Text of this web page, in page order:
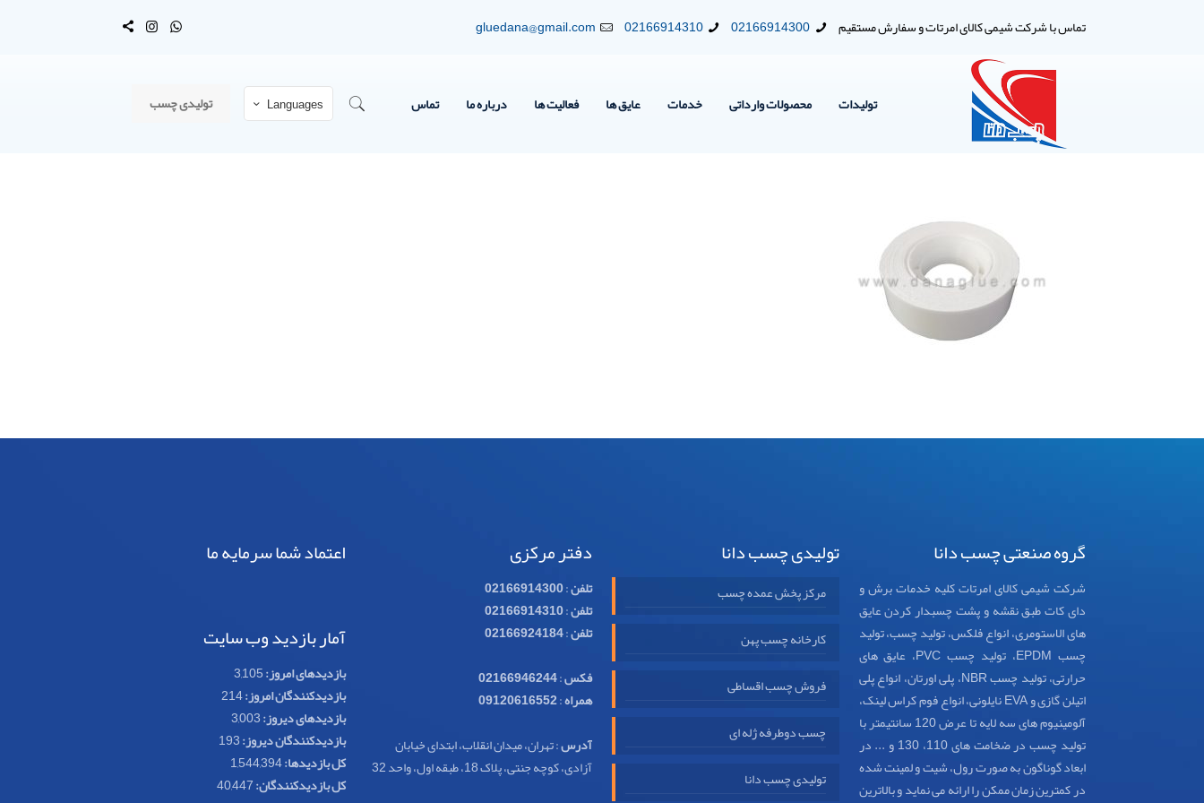
تماس با شرکت شیمی کالای امرتات و سفارش مستقیم 02166914300
02166914310
gluedana@gmail.com
تولیدات محصولات وارداتی خدمات عایق ها فعالیت ها درباره ما تماس Languages تولیدی چسب
گروه صنعتی چسب دانا
شرکت شیمی کالای امرتات کلیه خدمات برش و
دای کات طبق نقشه و پشت چسبدار کردن عایق
های الاستومری، انواع فلکس، تولید چسب، تولید
چسب EPDM، تولید چسب PVC، عایق های
حرارتی، تولید چسب NBR، پلی اورتان، انواع پلی
اتیلن گازی و EVA نایلونی، انواع فوم کراس لینک،
آلومینیوم های سه لایه تا عرض 120 سانتیمتر با
تولید چسب در ضخامت های 110، 130 و ... در
ابعاد گوناگون به صورت رول، شیت و لمینت شده
در کمترین زمان ممکن را ارائه می نماید و بالاترین
تولیدی چسب دانا
مرکز پخش عمده چسب
کارخانه چسب پهن
فروش چسب اقساطی
چسب دوطرفه ژله ای
تولیدی چسب دانا
دفتر مرکزی
تلفن:
02166914300
تلفن:
02166914310
تلفن:
02166924184
فکس:
02166946244
همراه:
09120616552
آدرس: تهران، میدان انقلاب، ابتدای خیابان
آزادی، کوچه جنتی، پلاک 18، طبقه اول، واحد 32
اعتماد شما سرمایه ما
آمار بازدید وب سایت
بازدیدهای امروز:3,105
بازدیدکنندگان امروز:214
بازدیدهای دیروز:3,003
بازدیدکنندگان دیروز:193
کل بازدیدها:1,544,394
کل بازدیدکنند‌گان:40,447